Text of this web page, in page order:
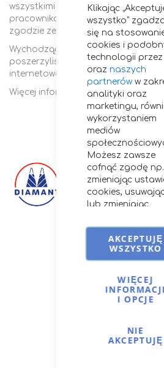
Klikając
wszystko”
się na
cookies i
technologii przez
oraz naszych
partneróww
analityki oraz
marketingu,
wykorzystaniem
mediów
Możesz zawsze
cofnąć zgodę np.
zmieniając
cookies,
lub zmieniając
przeglądarki.
Szczegóły
przez nas cookies
technologii
Cookies i
technologie.
AKCEPTUJĘ
WSZYSTKO
WIĘCEJ
INFORMACJI
I OPCJE
NIE
AKCEPTUJĘ
wszystkimi interesariuszami, w
pracownikami, dostawcami buraka
zgodzie ze środowiskiem
Wychodząc naprzeciw
poszerzyliśmy kanały dystrybucji
internetową platformę sprzedaży.
Więcej informacji znajdziesz na
Firma
O nas
Porady i
Opcje dostawy